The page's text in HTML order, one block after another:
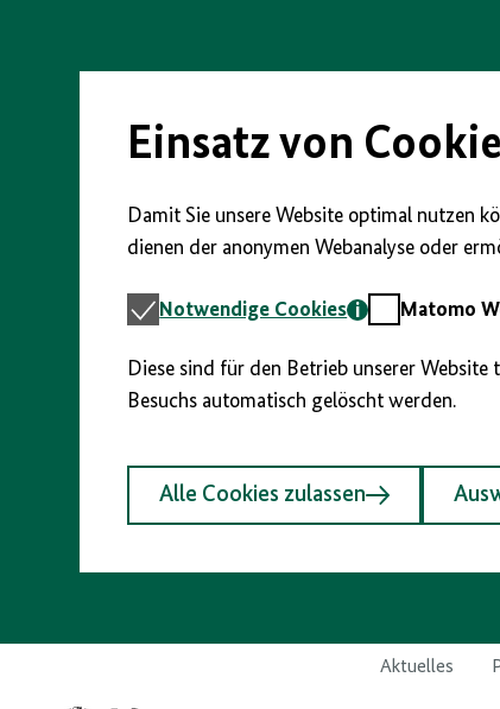
Seiteninhalt
Einsatz von
Damit Sie unsere Website optimal nutzen
dienen der anonymen Webanalyse oder
Notwendige
Notwendige Cookies
MatomoMatomo
Diese sind für den Betrieb unserer
Besuchs automatisch gelöscht werden.
Alle Cookies zulassen
Aktuelles